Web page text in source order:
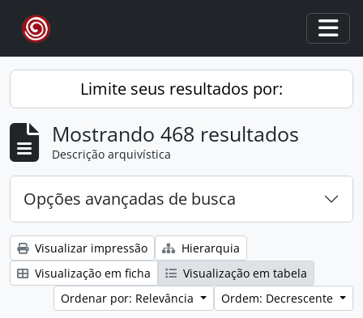
Skip to main content
Limite seus resultados por:
Mostrando 468 resultados
Descrição arquivística
Opções avançadas de busca
Visualizar impressão
Hierarquia
Visualização em ficha
Visualização em tabela
Ordenar por: Relevância
Ordem: Decrescente